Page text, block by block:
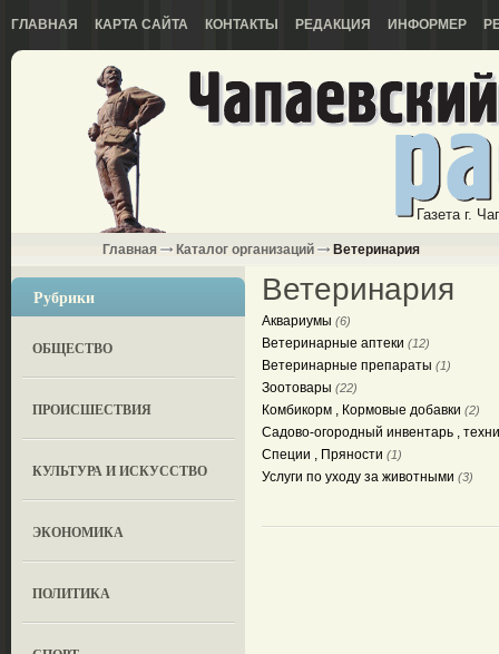
ГЛАВНАЯ КАРТА САЙТА КОНТАКТЫ РЕДАКЦИЯ ИНФОРМЕР
Газета г.
Главная Каталог организаций Ветеринария
Рубрики
ОБЩЕСТВО
ПРОИСШЕСТВИЯ
КУЛЬТУРА И ИСКУССТВО
ЭКОНОМИКА
ПОЛИТИКА
Ветеринария
Аквариумы (6)
Ветеринарные аптеки (12)
Ветеринарные препараты (1)
Зоотовары (22)
Комбикорм , Кормовые добавки (2)
Садово-огородный инвентарь ,
Специи , Пряности (1)
Услуги по уходу за животными (3)